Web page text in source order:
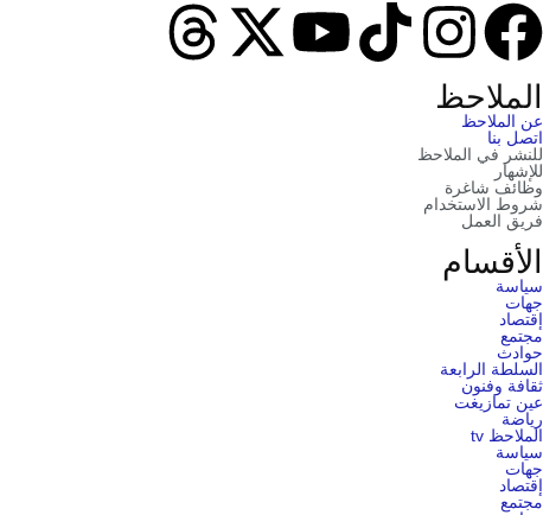
الملاحظ
عن الملاحظ
اتصل بنا
للنشر في الملاحظ
للإشهار
وظائف شاغرة
شروط الاستخدام
فريق العمل
الأقسام
سياسة
جهات
إقتصاد
مجتمع
حوادث
السلطة الرابعة
ثقافة وفنون
عين تمازيغت
رياضة
الملاحظ tv
سياسة
جهات
إقتصاد
مجتمع